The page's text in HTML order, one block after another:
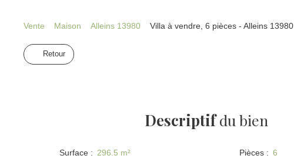
Vente Maison Alleins 13980 Villa à vendre, 6 pièces - Alleins 13980
Retour
Descriptifdu bien
Surface : 296.5 m² Pièces : 6